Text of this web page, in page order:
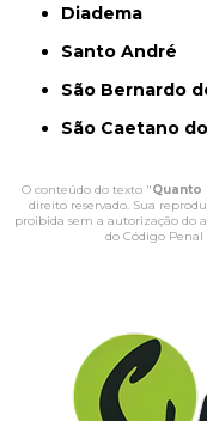
Diadema
Santo André
São Bernardo
São Caetano
O conteúdo do texto "Quanto
direito reservado. Sua
proibida sem a autorização do
do Código Penal